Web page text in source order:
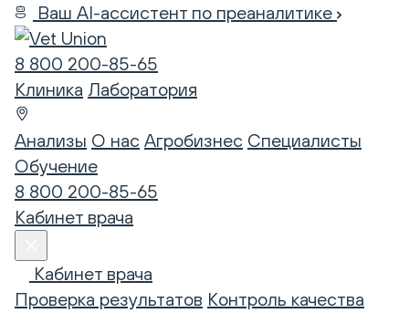
Ваш AI-ассистент по преаналитике
8 800 200-85-65
Клиника Лаборатория
Анализы О нас Агробизнес Специалисты
Обучение
8 800 200-85-65
Кабинет врача
Кабинет врача
Проверка результатов Контроль качества